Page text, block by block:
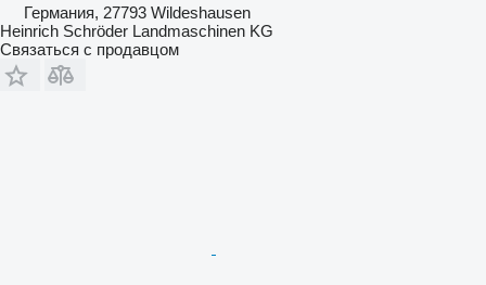
Германия, 27793 Wildeshausen
Heinrich Schröder Landmaschinen KG
Связаться с продавцом